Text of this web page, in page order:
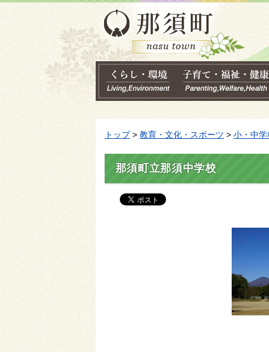
トップ> 教育・文化・スポーツ > 小・中学
那須町立那須中学校